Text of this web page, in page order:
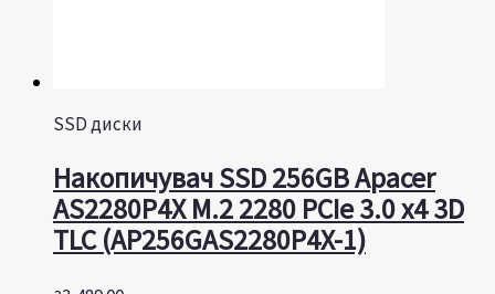
SSD диски
Накопичувач SSD 256GB Apacer
AS2280P4X M.2 2280 PCIe 3.0 x4 3D
TLC (AP256GAS2280P4X-1)